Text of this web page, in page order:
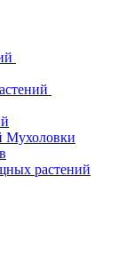
Мухоловки
растений